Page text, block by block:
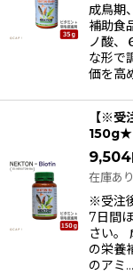
成鳥期
補助食
ノ酸、
な形で
価を高
【※
150g★
9,504
在庫あり
※受注
7日間
さい。
の栄養
のアミ…